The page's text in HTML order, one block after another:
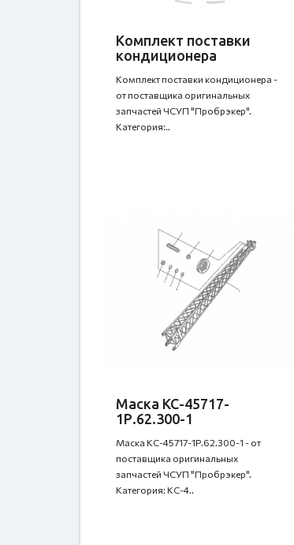
Комплект поставки
кондиционера
Комплект поставки кондиционера -
от поставщика оригинальных
запчастей ЧСУП "Пробрэкер".
Категория:..
Маска КС-45717-
1Р.62.300-1
Маска КС-45717-1Р.62.300-1 - от
поставщика оригинальных
запчастей ЧСУП "Пробрэкер".
Категория: КС-4..